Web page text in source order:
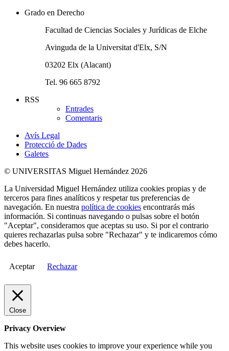
Grado en Derecho
Facultad de Ciencias Sociales y Jurídicas de Elche
Avinguda de la Universitat d'Elx, S/N
03202 Elx (Alacant)
Tel. 96 665 8792
RSS
Entrades
Comentaris
Avís Legal
Protecció de Dades
Galetes
© UNIVERSITAS Miguel Hernández 2026
La Universidad Miguel Hernández utiliza cookies propias y de
terceros para fines analíticos y respetar tus preferencias de
navegación. En nuestra política de cookies encontrarás más
información. Si continuas navegando o pulsas sobre el botón
"Aceptar", consideramos que aceptas su uso. Si por el contrario
quieres rechazarlas pulsa sobre "Rechazar" y te indicaremos cómo
debes hacerlo.
Aceptar Rechazar
Close
Privacy Overview
This website uses cookies to improve your experience while you